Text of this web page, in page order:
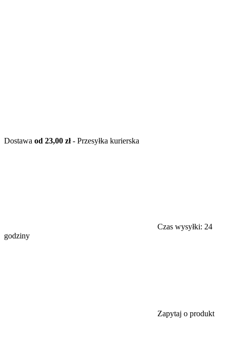
Dostawa od 23,00 zł- Przesyłka kurierska
Czas wysyłki: 24
godziny
Zapytaj o produkt